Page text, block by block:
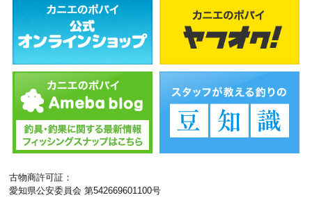
古物商許可証：
愛知県公安委員会 第542669601100号